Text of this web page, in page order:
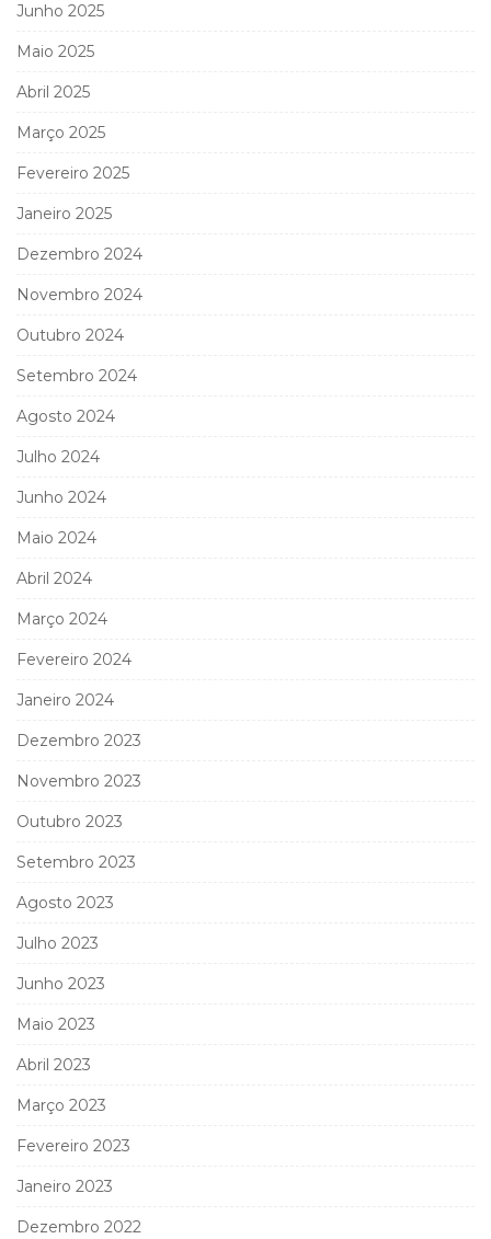
Junho 2025
Maio 2025
Abril 2025
Março 2025
Fevereiro 2025
Janeiro 2025
Dezembro 2024
Novembro 2024
Outubro 2024
Setembro 2024
Agosto 2024
Julho 2024
Junho 2024
Maio 2024
Abril 2024
Março 2024
Fevereiro 2024
Janeiro 2024
Dezembro 2023
Novembro 2023
Outubro 2023
Setembro 2023
Agosto 2023
Julho 2023
Junho 2023
Maio 2023
Abril 2023
Março 2023
Fevereiro 2023
Janeiro 2023
Dezembro 2022